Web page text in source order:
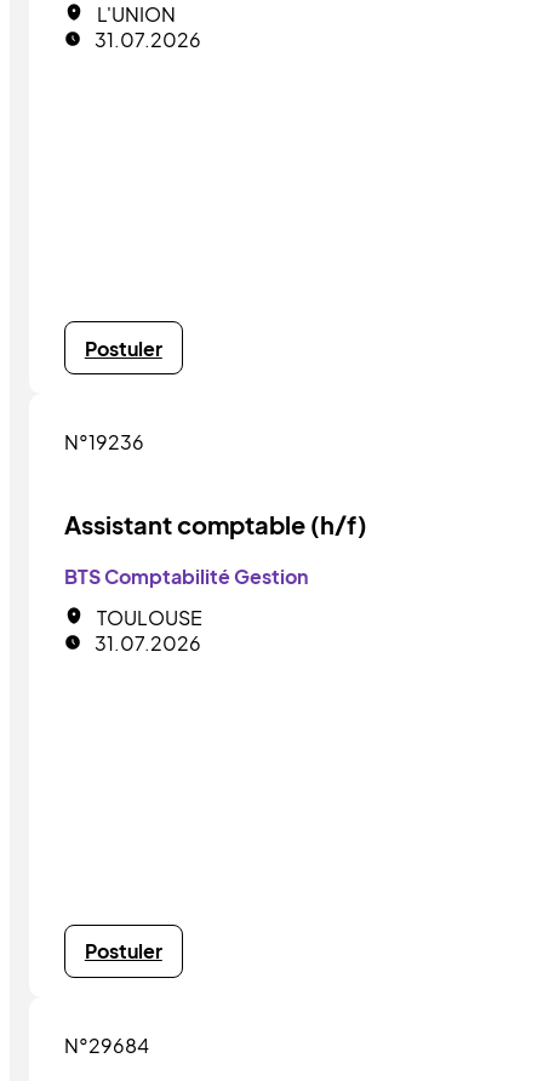
L'UNION
31.07.2026
Postuler
N°19236
Assistant comptable (h/f)
BTS Comptabilité Gestion
TOULOUSE
31.07.2026
Postuler
N°29684